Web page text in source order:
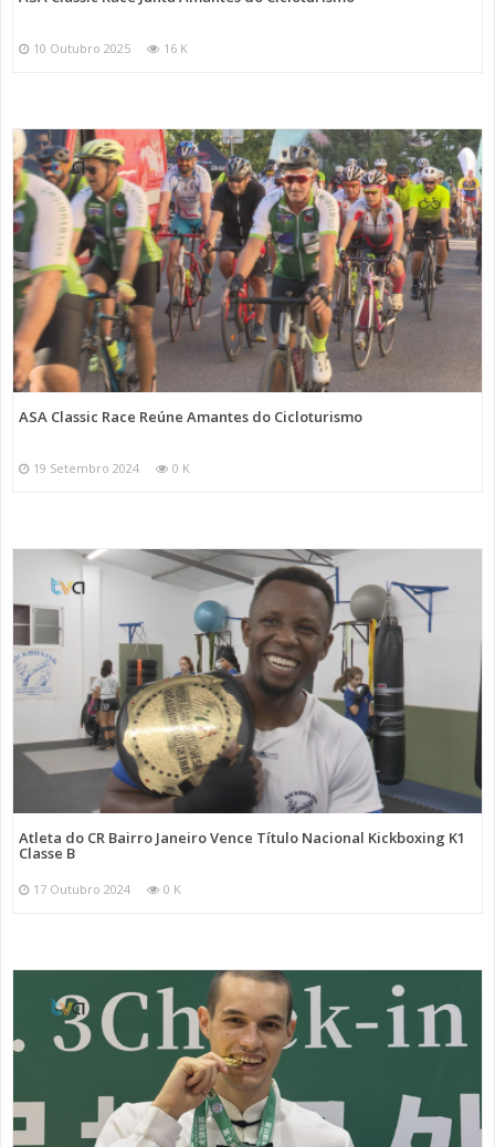
10 Outubro 2025 16 K
ASA Classic Race Reúne Amantes do Cicloturismo
19 Setembro 2024 0 K
Atleta do CR Bairro Janeiro Vence Título Nacional Kickboxing K1
Classe B
17 Outubro 2024 0 K